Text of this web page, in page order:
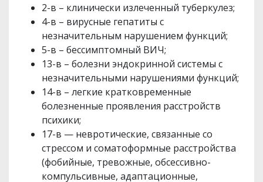
2-в – клинически излеченный туберкулез;
4-в – вирусные гепатиты с
незначительным нарушением функций;
5-в – бессимптомный ВИЧ;
13-в – болезни эндокринной системы с
незначительными нарушениями функций;
14-в – легкие кратковременные
болезненные проявления расстройств
психики;
17-в — невротические, связанные со
стрессом и соматоформные расстройства
(фобийные, тревожные, обсессивно-
компульсивные, адаптационные,